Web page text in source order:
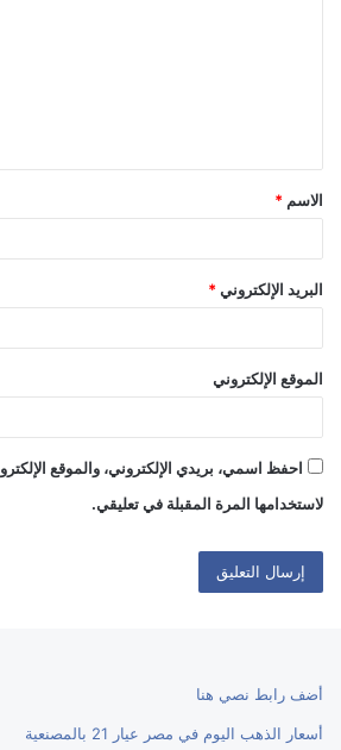
ق
*
الاسم *
البريد الإلكتروني *
الموقع الإلكتروني
احفظ اسمي، بريدي الإلكتروني، والموقع
لاستخدامها المرة المقبلة في تعليقي.
أضف رابط نصي هنا
أسعار الذهب اليوم في مصر عيار 21 بالمصنعية